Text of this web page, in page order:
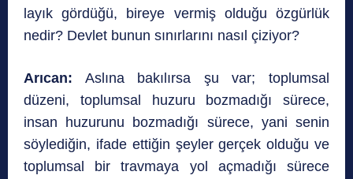
layık gördüğü, bireye vermiş olduğu özgürlük
nedir? Devlet bunun sınırlarını nasıl çiziyor?
Arıcan: Aslına bakılırsa şu var; toplumsal
düzeni, toplumsal huzuru bozmadığı sürece,
insan huzurunu bozmadığı sürece, yani senin
söylediğin, ifade ettiğin şeyler gerçek olduğu ve
toplumsal bir travmaya yol açmadığı sürece